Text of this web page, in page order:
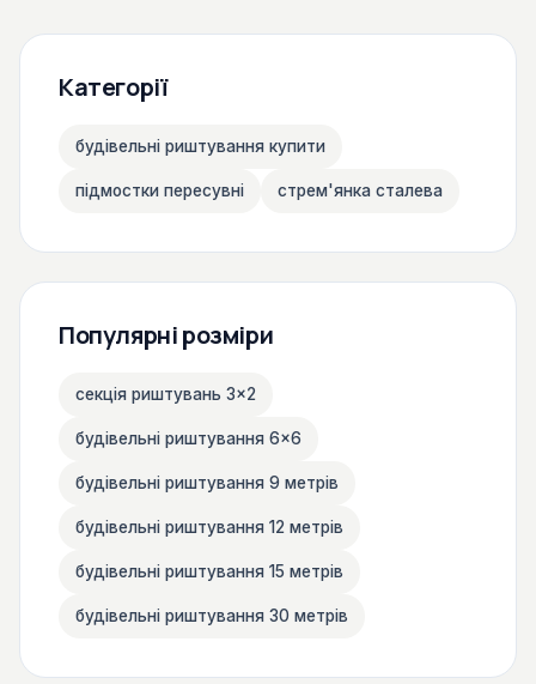
Категорії
будівельні риштування купити
підмостки пересувні стрем'янка сталева
Популярні розміри
секція риштувань 3×2
будівельні риштування 6×6
будівельні риштування 9 метрів
будівельні риштування 12 метрів
будівельні риштування 15 метрів
будівельні риштування 30 метрів